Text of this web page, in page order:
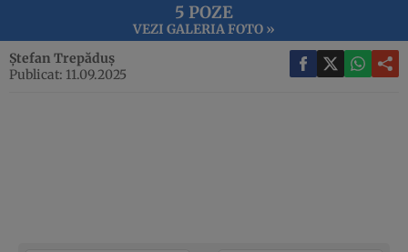
5 POZE
VEZI GALERIA FOTO »
Ștefan Trepăduș
Publicat: 11.09.2025